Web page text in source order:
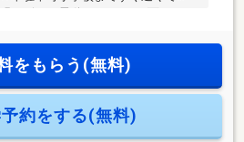
ギー等級5）etc空家ですのでお気軽
わせお待ちしております。
をもらう(無料)
予約をする(無料)